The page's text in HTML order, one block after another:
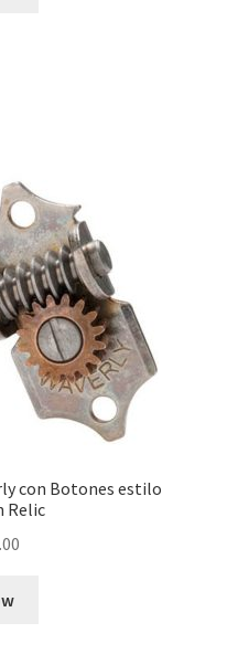
con Botones estilo
Relic